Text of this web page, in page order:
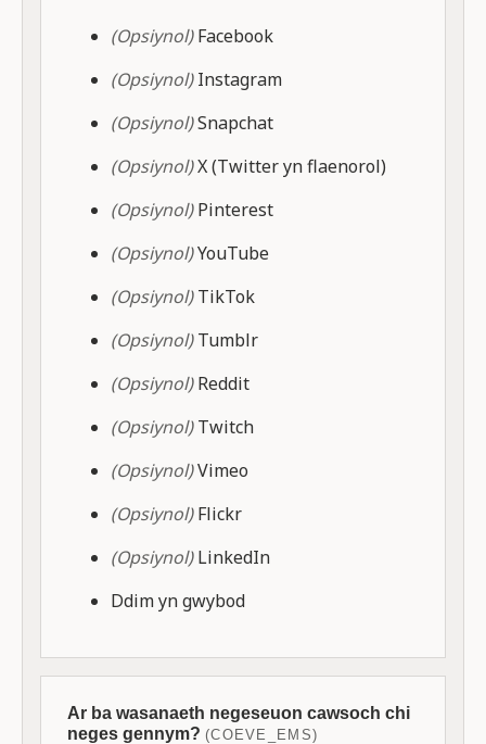
(Opsiynol)Facebook
(Opsiynol)Instagram
(Opsiynol)Snapchat
(Opsiynol)X (Twitter yn flaenorol)
(Opsiynol)Pinterest
(Opsiynol)YouTube
(Opsiynol)TikTok
(Opsiynol)Tumblr
(Opsiynol)Reddit
(Opsiynol)Twitch
(Opsiynol)Vimeo
(Opsiynol)Flickr
(Opsiynol)LinkedIn
Ddim yn gwybod
Ar ba wasanaeth negeseuon cawsoch chi
neges gennym? (COEVE_EMS)